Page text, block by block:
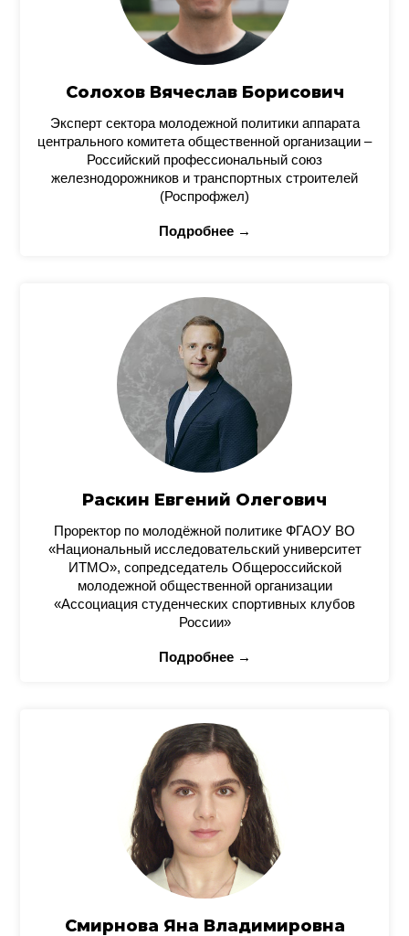
Солохов Вячеслав Борисович
Эксперт сектора молодежной политики аппарата
центрального комитета общественной организации –
Российский профессиональный союз
железнодорожников и транспортных строителей
(Роспрофжел)
Подробнее →
Раскин Евгений Олегович
Проректор по молодёжной политике ФГАОУ ВО
«Национальный исследовательский университет
ИТМО», сопредседатель Общероссийской
молодежной общественной организации
«Ассоциация студенческих спортивных клубов
России»
Подробнее →
Смирнова Яна Владимировна